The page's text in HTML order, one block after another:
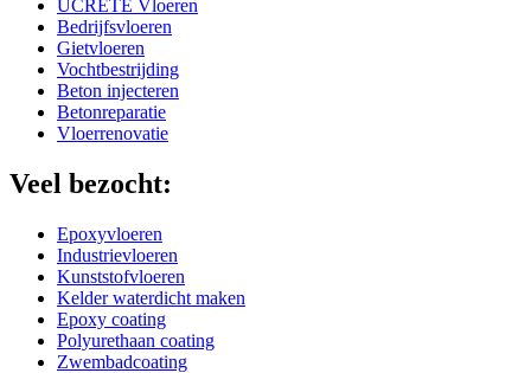
UCRETE Vloeren
Bedrijfsvloeren
Gietvloeren
Vochtbestrijding
Beton injecteren
Betonreparatie
Vloerrenovatie
Veel bezocht:
Epoxyvloeren
Industrievloeren
Kunststofvloeren
Kelder waterdicht maken
Epoxy coating
Polyurethaan coating
Zwembadcoating